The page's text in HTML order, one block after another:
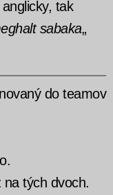
tak
sabaka„
do teamov
tých dvoch.